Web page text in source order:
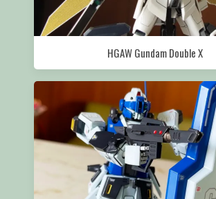
HGAW Gundam Double X